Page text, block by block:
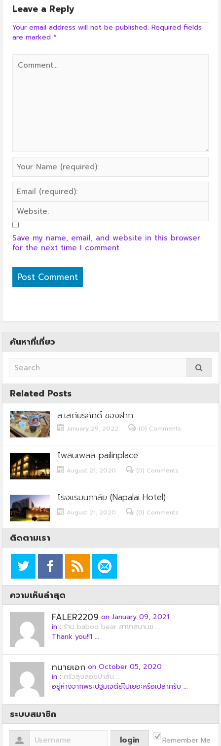
Leave a Reply
Your email address will not be published. Required fields
are marked *
Save my name, email, and website in this browser
for the next time I comment.
ค้นหาที่เที่ยว
Related Posts
ส.เสถียรศักดิ์ ของฝาก
January 29, 2022 (0) Comments
ไพลินเพลส pailinplace
August 21, 2020 (0) Comments
โรงแรมนภาลัย (Napalai Hotel)
August 21, 2020 (0) Comments
ติดตามเรา
ความเห็นล่าสุด
FALER2209 on January 09, 2021
in : ร้าน baboo bear สาขาสนามช ...
Thank you!!1 ...
ทนายเอก on October 05, 2020
in : ครัวลุงลอยป่าลั่น ...
อยู่ห่างจากพระปฐมเจดีย์ไปเยอะหรือเปล่าครับ ...
ระบบสมาชิก
Remember Me